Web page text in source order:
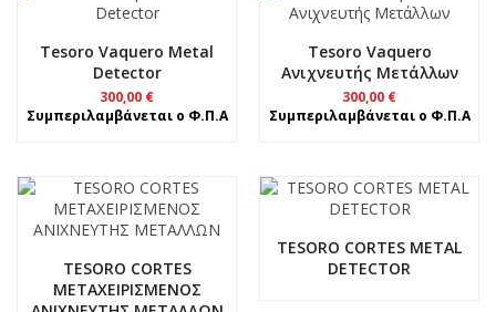
Tesoro Vaquero Metal
Detector
300,00 €
Συμπεριλαμβάνεται ο Φ.Π.Α
Tesoro Vaquero
Ανιχνευτής Μετάλλων
300,00 €
Συμπεριλαμβάνεται ο Φ.Π.Α
TESORO CORTES
ΜΕΤΑΧΕΙΡΙΣΜΕΝΟΣ
TESORO CORTES METAL
DETECTOR